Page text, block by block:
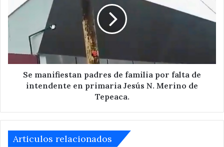
de
familia
de
intendente
primaria
Merino
Tepeaca.
Se manifiestan padres de familia por falta de
intendente en primaria Jesús N. Merino de
Tepeaca.
Articulos relacionados